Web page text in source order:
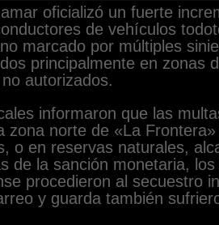
oficializó un fuerte
de vehículos
marcado por múltiples
principalmente en zonas
autorizados.
informaron que las
zona norte de «La
o en reservas naturales,
de la sanción monetaria,
procedieron al secuestro
y guarda también